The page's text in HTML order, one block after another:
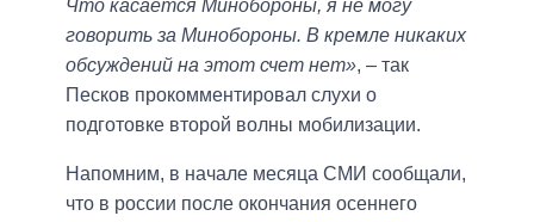
Что касается Минобороны, я не могу
говорить за Минобороны. В кремле никаких
обсуждений на этот счет нет», – так
Песков прокомментировал слухи о
подготовке второй волны мобилизации.
Напомним, в начале месяца СМИ сообщали,
что в россии после окончания осеннего